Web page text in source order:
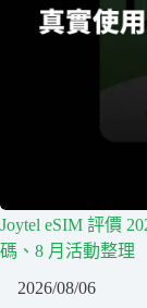
Joytel eSIM 評價
碼、8 月活動整理
2026/08/06